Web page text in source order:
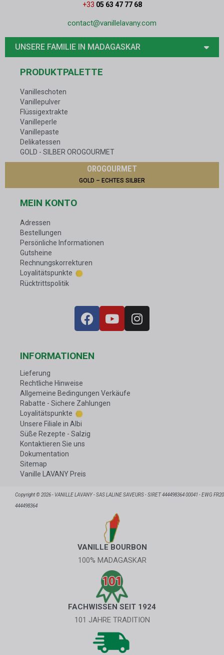
+33 05 63 47 77 68
contact@vanillelavany.com
UNSERE FAMILIE IN MADAGASKAR
PRODUKTPALETTE
Vanilleschoten
Vanillepulver
Flüssigextrakte
Vanilleperle
Vanillepaste
Delikatessen
GOLD - SILBER OROGOURMET
OROGOURMET
GOLD – ECHTES SILBER
MEIN KONTO
Adressen
Bestellungen
Persönliche Informationen
Gutsheine
Rechnungskorrekturen
Loyalitätspunkte
Rücktrittspolitik
INFORMATIONEN
Lieferung
Rechtliche Hinweise
Allgemeine Bedingungen Verkäufe
Rabatte - Sichere Zahlungen
Loyalitätspunkte
Unsere Filiale in Albi
Süße Rezepte - Salzig
Kontaktieren Sie uns
Dokumentation
Sitemap
Vanille LAVANY Preis
Copyright © 2026 - VANILLE LAVANY - SAS LALINE SAVEURS - SIRET 444498364 00041 - EWG FR20
444498364
VANILLE BOURBON
100% MADAGASKAR
FACHWISSEN SEIT 1924
101 JAHRE TRADITION